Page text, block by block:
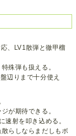
、LV1散弾と徹甲榴
殊弾も扱える。
辺りまで十分使え
が期待できる。
速射を叩き込める。
らしならまだしもボ